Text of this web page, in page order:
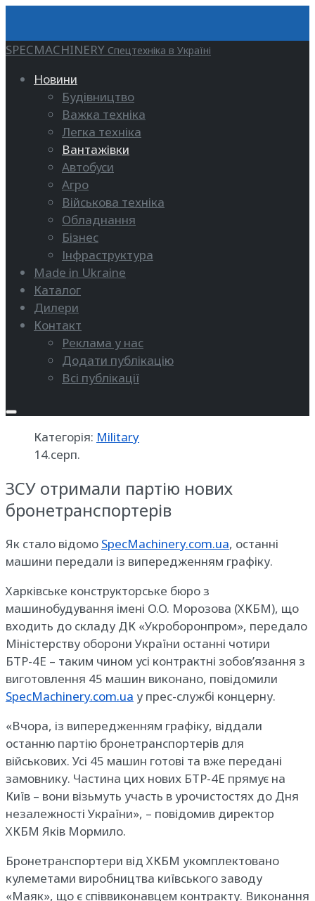
SPECMACHINERY Спецтехніка в Україні
Новини
Будівництво
Важка техніка
Легка техніка
Вантажівки
Автобуси
Агро
Військова техніка
Обладнання
Бізнес
Інфраструктура
Made in Ukraine
Каталог
Дилери
Контакт
Реклама у нас
Додати публікацію
Всі публікації
Категорія: Military
14.серп.
ЗСУ отримали партію нових
бронетранспортерів
Як стало відомо SpecMachinery.com.ua, останні
машини передали із випередженням графіку.
Харківське конструкторське бюро з
машинобудування імені O.O. Морозова (ХКБМ), що
входить до складу ДК «Укроборонпром», передало
Міністерству оборони України останні чотири
БТР-4Е – таким чином усі контрактні зобов’язання з
виготовлення 45 машин виконано, повідомили
SpecMachinery.com.ua у прес-службі концерну.
«Вчора, із випередженням графіку, віддали
останню партію бронетранспортерів для
військових. Усі 45 машин готові та вже передані
замовнику. Частина цих нових БТР-4Е прямує на
Київ – вони візьмуть участь в урочистостях до Дня
незалежності України», – повідомив директор
ХКБМ Яків Мормило.
Бронетранспортери від ХКБМ укомплектовано
кулеметами виробництва київського заводу
«Маяк», що є співвиконавцем контракту. Виконання